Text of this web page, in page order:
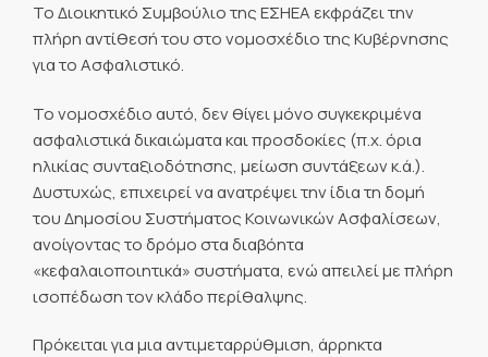
Το Διοικητικό Συμβούλιο της ΕΣΗΕΑ εκφράζει την
πλήρη αντίθεσή του στο νομοσχέδιο της Κυβέρνησης
για το Ασφαλιστικό.
Το νομοσχέδιο αυτό, δεν θίγει μόνο συγκεκριμένα
ασφαλιστικά δικαιώματα και προσδοκίες (π.χ. όρια
ηλικίας συνταξιοδότησης, μείωση συντάξεων κ.ά.).
Δυστυχώς, επιχειρεί να ανατρέψει την ίδια τη δομή
του Δημοσίου Συστήματος Κοινωνικών Ασφαλίσεων,
ανοίγοντας το δρόμο στα διαβόητα
«κεφαλαιοποιητικά» συστήματα, ενώ απειλεί με πλήρη
ισοπέδωση τον κλάδο περίθαλψης.
Πρόκειται για μια αντιμεταρρύθμιση, άρρηκτα